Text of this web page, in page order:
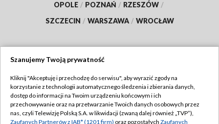
OPOLE / POZNAŃ / RZESZÓW /
SZCZECIN / WARSZAWA / WROCŁAW
TVP
Abonament TVP
Emisja w TVP
Regulamin TVP
Szanujemy Twoją prywatność
Kliknij "Akceptuję i przechodzę do serwisu", aby wyrazić zgody na
korzystanie z technologii automatycznego śledzenia i zbierania danych,
dostęp do informacji na Twoim urządzeniu końcowym i ich
przechowywanie oraz na przetwarzanie Twoich danych osobowych przez
nas, czyli Telewizję Polską S.A. w likwidacji (zwaną dalej również „TVP”),
Zaufanych Partnerów z IAB* (1201 firm) oraz pozostałych Zaufanych